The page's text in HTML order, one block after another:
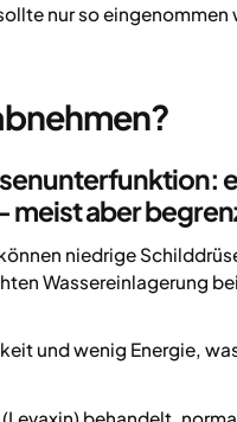
nur so eingenommen
meist aber
niedrige
Wassereinlagerung
und wenig Energie,
behandelt,